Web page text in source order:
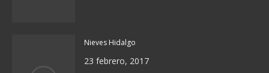
Nieves Hidalgo
23 febrero, 2017